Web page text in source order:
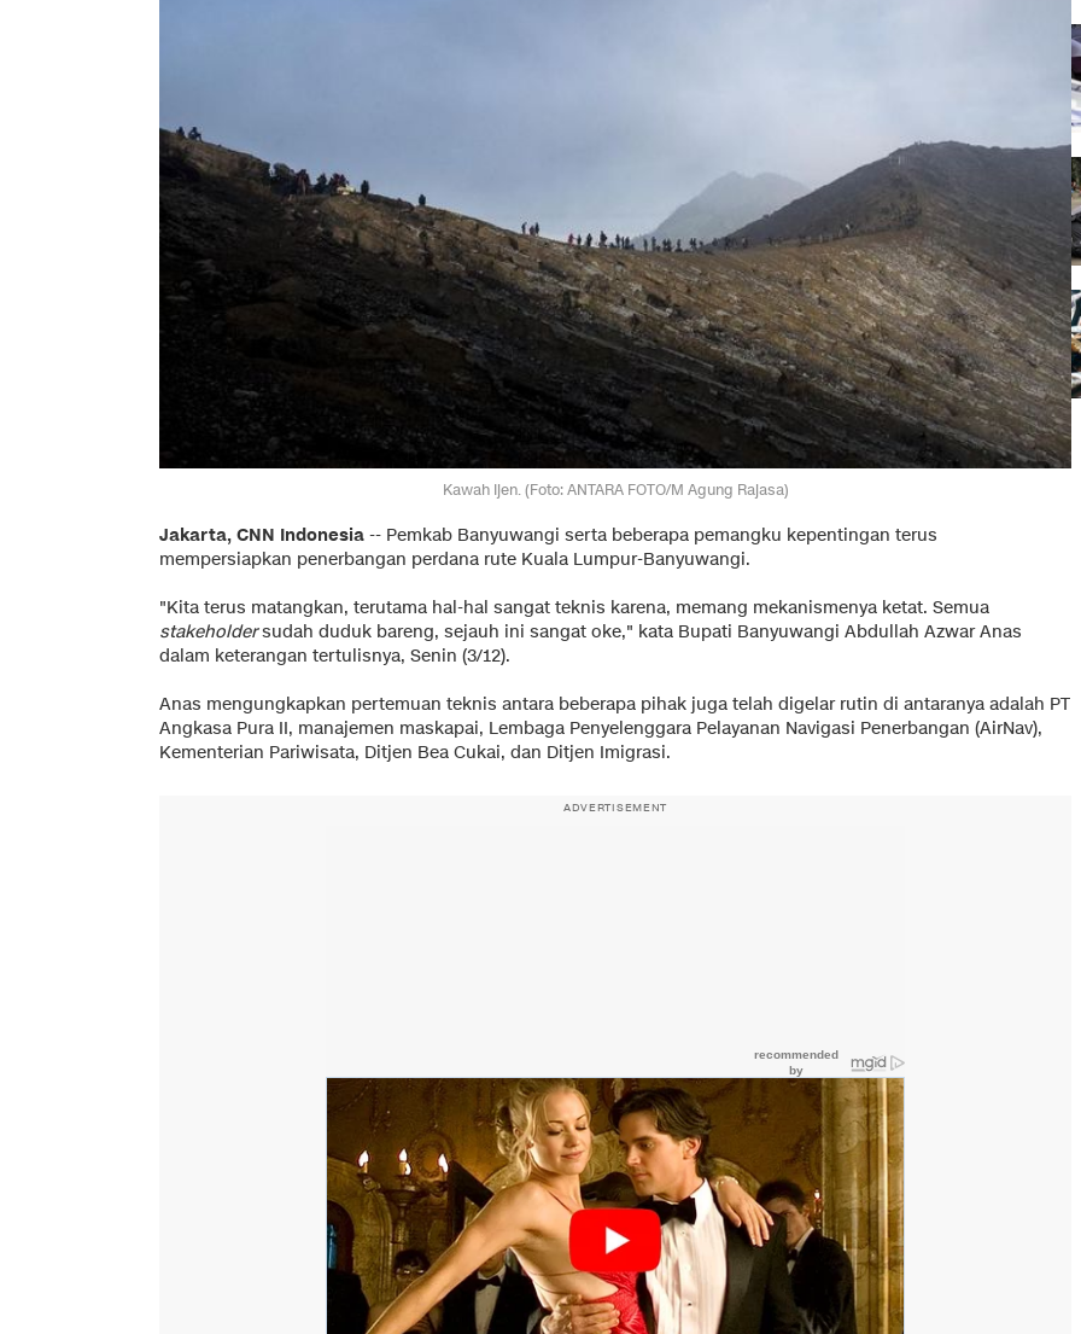
Kawah Ijen. (Foto: ANTARA FOTO/M Agung Rajasa)
Jakarta, CNN Indonesia -- Pemkab Banyuwangi serta beberapa pemangku kepentingan terus
mempersiapkan penerbangan perdana rute Kuala Lumpur-Banyuwangi.
"Kita terus matangkan, terutama hal-hal sangat teknis karena, memang mekanismenya ketat. Semua
stakeholdersudah duduk bareng, sejauh ini sangat oke," kata Bupati Banyuwangi Abdullah Azwar Anas
dalam keterangan tertulisnya, Senin (3/12).
Anas mengungkapkan pertemuan teknis antara beberapa pihak juga telah digelar rutin di antaranya adalah PT
Angkasa Pura II, manajemen maskapai, Lembaga Penyelenggara Pelayanan Navigasi Penerbangan (AirNav),
Kementerian Pariwisata, Ditjen Bea Cukai, dan Ditjen Imigrasi.
ADVERTISEMENT